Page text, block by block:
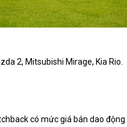
2, Mitsubishi Mirage, Kia Rio.
có mức giá bán dao